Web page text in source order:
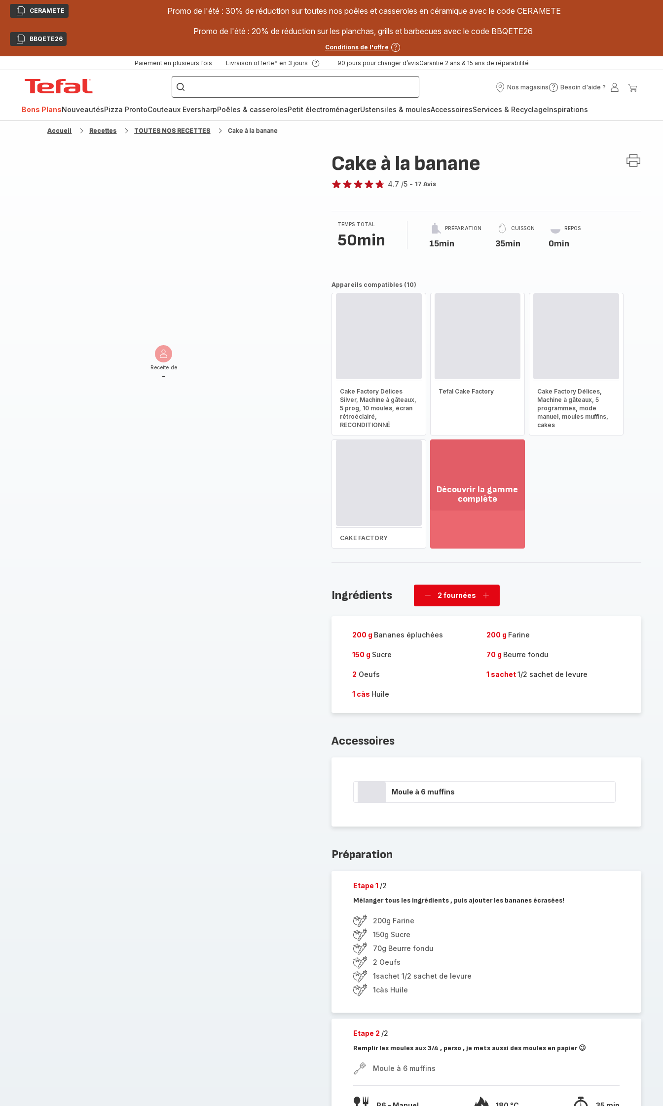
CopierCERAMETE Promo de l'été : 30% de réduction sur toutes nos poêles et casseroles en céramique avec le code CERAMETE
CopierBBQETE26
Promo de l'été : 20% de réduction sur les planchas, grills et barbecues avec le code BBQETE26
Conditions de l'offre
Paiement en plusieurs fois Livraison offerte* en 3 jours 90 jours pour changer d’avisGarantie 2 ans & 15 ans de réparabilité
["Poêles
inox,
Cake
Factory,
Nos magasins
Nos
Besoin d'aide ?
Besoin
?
Mon
Bons PlansNouveautésPizza ProntoCouteaux EversharpPoêles & casserolesPetit électroménagerUstensiles & moulesAccessoiresServices & RecyclageInspirations
Accueil Recettes TOUTES NOS RECETTES Cake à la banane
Recette de
-
Cake à la banane
4.7 /5 - 17 Avis
TEMPS TOTAL
50min
PRÉPARATION
15min
CUISSON
35min
REPOS
0min
Appareils compatibles (10)
Cake Factory Délices
Silver, Machine à gâteaux,
5 prog, 10 moules, écran
rétroéclairé,
RECONDITIONNÉ
Tefal Cake Factory
Cake Factory Délices,
Machine à gâteaux, 5
programmes, mode
manuel, moules muffins,
cakes
CAKE FACTORY
Découvrir la gamme
complète
la
Ingrédients
Supprimer
2 fournées
Ajouter
200 g Bananes épluchées 200 g Farine
150 g Sucre 70 g Beurre fondu
2 Oeufs 1 sachet1/2 sachet de levure
1 càs Huile
Accessoires
Moule à 6 muffins
Préparation
Etape 1 /2
Mélanger tous les ingrédients , puis ajouter les bananes écrasées!
200g Farine
150g Sucre
70g Beurre fondu
2 Oeufs
1sachet 1/2 sachet de levure
1càs Huile
Etape 2 /2
Remplir les moules aux 3/4 , perso , je mets aussi des moules en papier 😉
Moule à 6 muffins